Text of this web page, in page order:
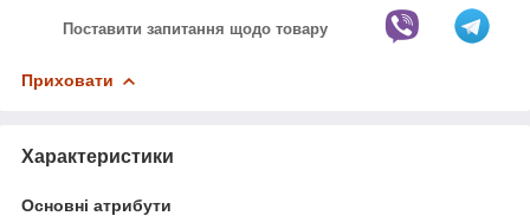
Поставити запитання щодо товару
Приховати
Характеристики
Основні атрибути